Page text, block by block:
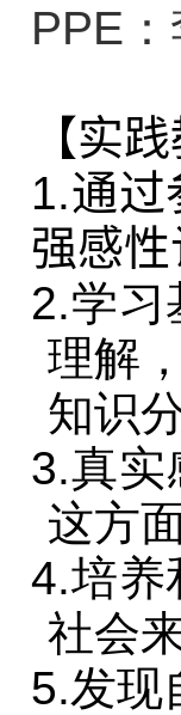
PPE
【实
1.通过
强感性
2.学习
理解
知识
3.真实
这方
4.培养
社会
5.发现